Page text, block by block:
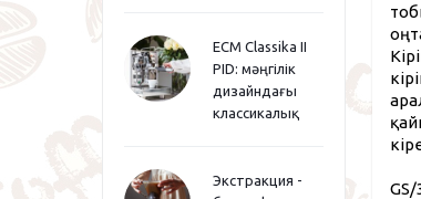
ECM Classika II
PID: мәңгілік
дизайндағы
классикалық
Экстракция -